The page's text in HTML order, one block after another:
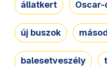
állatkert Oscar-
új buszok
balesetveszély